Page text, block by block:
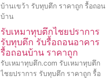
บ้านเขว้า รับทุบตึก ราคาถูก รื้อถอน
บ้าน
รับเหมาทุบตึกไชยปราการ
รับทุบตึก รับรื้อถอนอาคาร
รื้อถอนบ้าน ราคาถูก
รับเหมาทุบตึก.com รับเหมาทุบตึก
ไชยปราการ รับทุบตึก ราคาถูก รื้อ